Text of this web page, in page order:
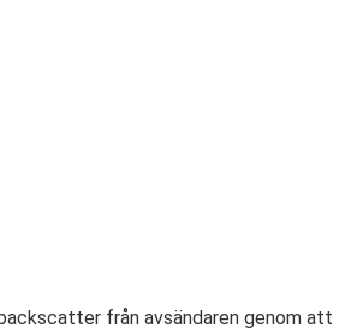
från avsändaren genom att